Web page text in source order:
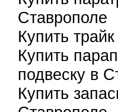
Ставрополе
Купить
Купить
подвеску в
Купить